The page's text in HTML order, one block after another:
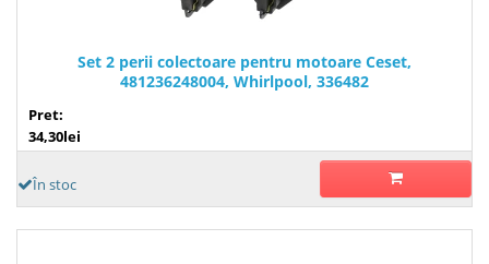
Set 2 perii colectoare pentru motoare Ceset,
481236248004, Whirlpool, 336482
Pret:
34,30lei
În stoc